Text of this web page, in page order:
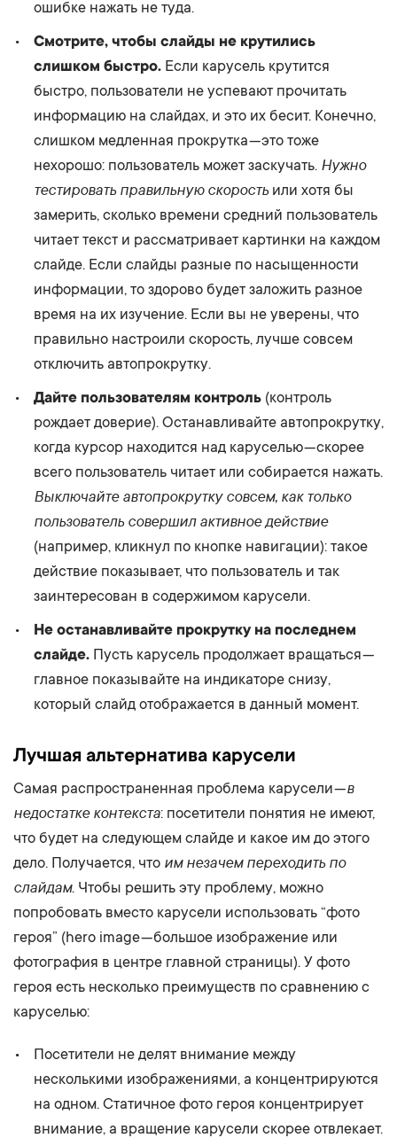
ошибке нажать не туда.
Смотрите, чтобы слайды не крутились
слишком быстро. Если карусель крутится
быстро, пользователи не успевают прочитать
информацию на слайдах, и это их бесит. Конечно,
слишком медленная прокрутка — это тоже
нехорошо: пользователь может заскучать. Нужно
тестировать правильную скоростьили хотя бы
замерить, сколько времени средний пользователь
читает текст и рассматривает картинки на каждом
слайде. Если слайды разные по насыщенности
информации, то здорово будет заложить разное
время на их изучение. Если вы не уверены, что
правильно настроили скорость, лучше совсем
отключить автопрокрутку.
Дайте пользователям контроль (контроль
рождает доверие). Останавливайте автопрокрутку,
когда курсор находится над каруселью — скорее
всего пользователь читает или собирается нажать.
Выключайте автопрокрутку совсем, как только
пользователь совершил активное действие
(например, кликнул по кнопке навигации): такое
действие показывает, что пользователь и так
заинтересован в содержимом карусели.
Не останавливайте прокрутку на последнем
слайде. Пусть карусель продолжает вращаться —
главное показывайте на индикаторе снизу,
который слайд отображается в данный момент.
Лучшая альтернатива карусели
Самая распространенная проблема карусели —в
недостатке контекста: посетители понятия не имеют,
что будет на следующем слайде и какое им до этого
дело. Получается, что им незачем переходить по
слайдам. Чтобы решить эту проблему, можно
попробовать вместо карусели использовать “фото
героя” (hero image — большое изображение или
фотография в центре главной страницы). У фото
героя есть несколько преимуществ по сравнению с
каруселью:
Посетители не делят внимание между
несколькими изображениями, а концентрируются
на одном. Статичное фото героя концентрирует
внимание, а вращение карусели скорее отвлекает.